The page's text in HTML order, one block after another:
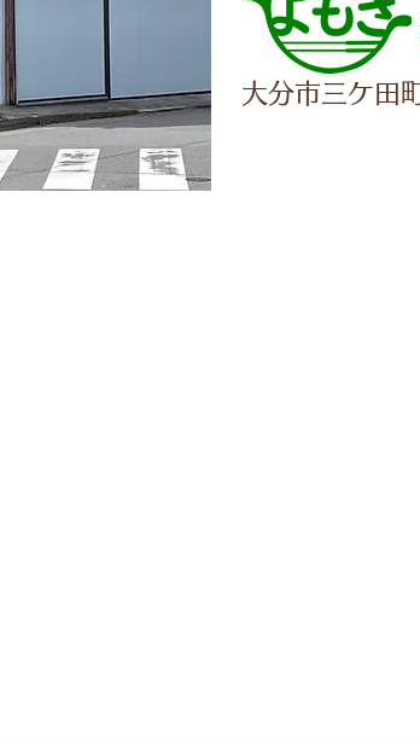
大分市三ケ田